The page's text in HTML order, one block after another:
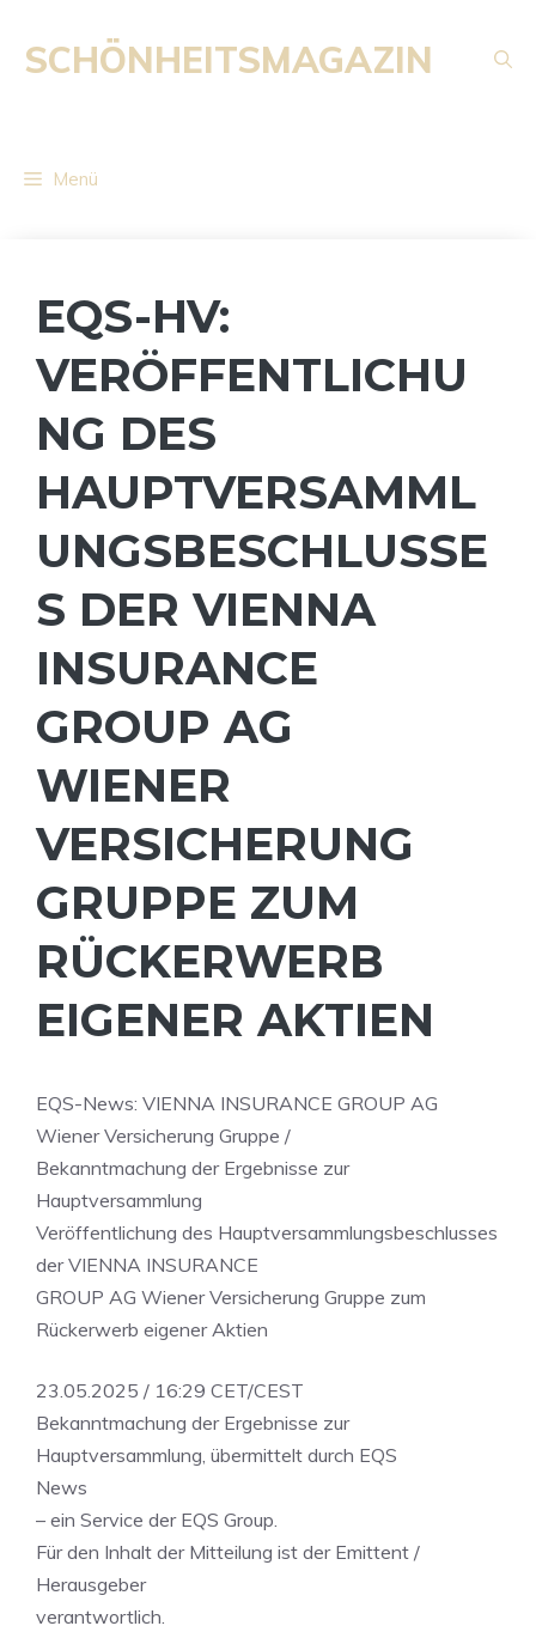
Inhalt
springen
SCHÖNHEITSMAGAZIN
Menü
EQS-HV:
VERÖFFENTLICHU
NG DES
HAUPTVERSAMML
UNGSBESCHLUSSE
S DER VIENNA
INSURANCE
GROUP AG
WIENER
VERSICHERUNG
GRUPPE ZUM
RÜCKERWERB
EIGENER AKTIEN
EQS-News: VIENNA INSURANCE GROUP AG
Wiener Versicherung Gruppe /
Bekanntmachung der Ergebnisse zur
Hauptversammlung
Veröffentlichung des Hauptversammlungsbeschlusses
der VIENNA INSURANCE
GROUP AG Wiener Versicherung Gruppe zum
Rückerwerb eigener Aktien
23.05.2025 / 16:29 CET/CEST
Bekanntmachung der Ergebnisse zur
Hauptversammlung, übermittelt durch EQS
News
– ein Service der EQS Group.
Für den Inhalt der Mitteilung ist der Emittent /
Herausgeber
verantwortlich.